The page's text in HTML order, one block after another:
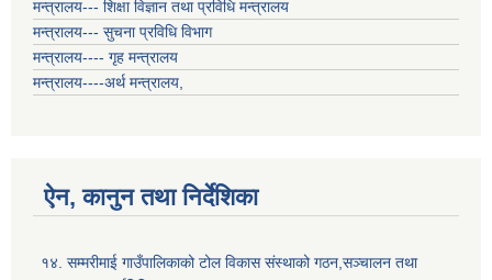
मन्त्रालय--- शिक्षा विज्ञान तथा प्रविधि मन्त्रालय
मन्त्रालय--- सुचना प्रविधि विभाग
मन्त्रालय---- गृह मन्त्रालय
मन्त्रालय----अर्थ मन्त्रालय,
ऐन, कानुन तथा निर्देशिका
१४. सम्मरीमाई गाउँपालिकाको टोल विकास संस्थाको गठन,सञ्चालन तथा